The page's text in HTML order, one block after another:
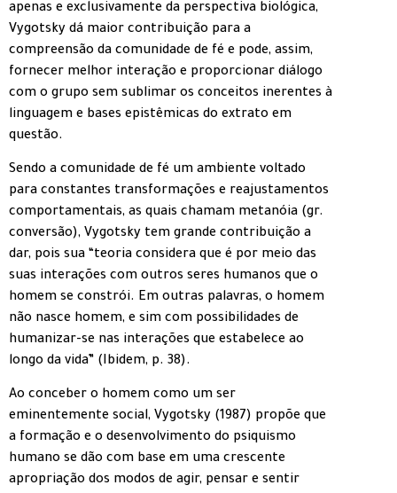
apenas e exclusivamente da perspectiva biológica,
Vygotsky dá maior contribuição para a
compreensão da comunidade de fé e pode, assim,
fornecer melhor interação e proporcionar diálogo
com o grupo sem sublimar os conceitos inerentes à
linguagem e bases epistêmicas do extrato em
questão.
Sendo a comunidade de fé um ambiente voltado
para constantes transformações e reajustamentos
comportamentais, as quais chamam metanóia (gr.
conversão), Vygotsky tem grande contribuição a
dar, pois sua “teoria considera que é por meio das
suas interações com outros seres humanos que o
homem se constrói. Em outras palavras, o homem
não nasce homem, e sim com possibilidades de
humanizar-se nas interações que estabelece ao
longo da vida” (Ibidem, p. 38).
Ao conceber o homem como um ser
eminentemente social, Vygotsky (1987) propõe que
a formação e o desenvolvimento do psiquismo
humano se dão com base em uma crescente
apropriação dos modos de agir, pensar e sentir